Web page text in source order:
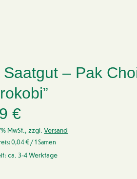
Saatgut – Pak
€
MwSt., zzgl. Versand
0,04€/ 1 Samen
ca. 3-4 Werktage